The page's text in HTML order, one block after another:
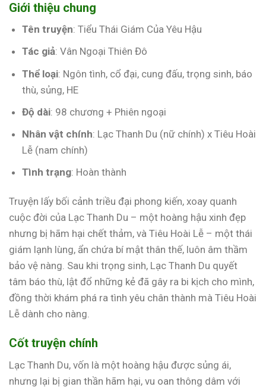
Giới thiệu chung
Tên truyện: Tiểu Thái Giám Của Yêu Hậu
Tác giả: Vân Ngoại Thiên Đô
Thể loại: Ngôn tình, cổ đại, cung đấu, trọng sinh, báo
thù, sủng, HE
Độ dài: 98 chương + Phiên ngoại
Nhân vật chính: Lạc Thanh Du (nữ chính) x Tiêu Hoài
Lễ (nam chính)
Tình trạng: Hoàn thành
Truyện lấy bối cảnh triều đại phong kiến, xoay quanh
cuộc đời của Lạc Thanh Du – một hoàng hậu xinh đẹp
nhưng bị hãm hại chết thảm, và Tiêu Hoài Lễ – một thái
giám lạnh lùng, ẩn chứa bí mật thân thế, luôn âm thầm
bảo vệ nàng. Sau khi trọng sinh, Lạc Thanh Du quyết
tâm báo thù, lật đổ những kẻ đã gây ra bi kịch cho mình,
đồng thời khám phá ra tình yêu chân thành mà Tiêu Hoài
Lễ dành cho nàng.
Cốt truyện chính
Lạc Thanh Du, vốn là một hoàng hậu được sủng ái,
nhưng lại bị gian thần hãm hại, vu oan thông dâm với